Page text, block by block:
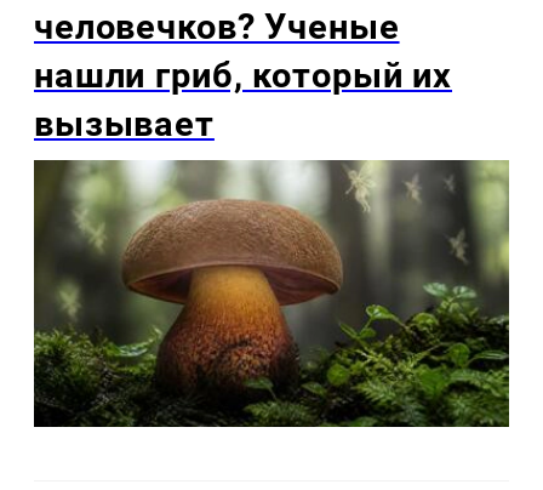
человечков? Ученые
нашли гриб, который их
вызывает